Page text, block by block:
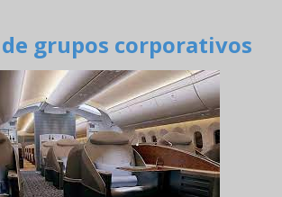
grupos corporativos